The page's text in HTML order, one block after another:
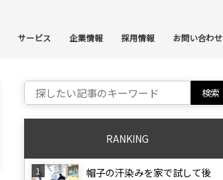
サービス 企業情報 採用情報 お問い合わせ
Search for:
RANKING
帽子の汗染みを家で試して後